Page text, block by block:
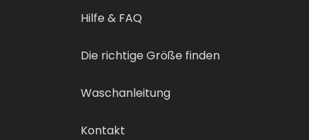
Hilfe & FAQ
Die richtige Größe finden
Waschanleitung
Kontakt